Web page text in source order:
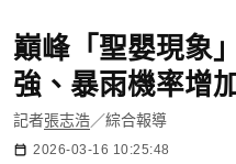
巔峰「聖嬰現象
強、暴雨機率增
記者張志浩／綜合報導
2026-03-16 10:25:48